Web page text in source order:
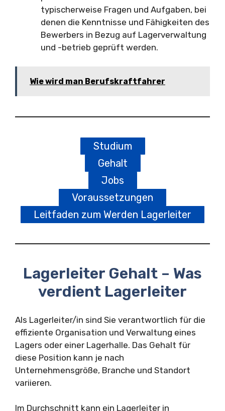
typischerweise Fragen und Aufgaben, bei
denen die Kenntnisse und Fähigkeiten des
Bewerbers in Bezug auf Lagerverwaltung
und -betrieb geprüft werden.
Wie wird man Berufskraftfahrer
Studium
Gehalt
Jobs
Voraussetzungen
Leitfaden zum Werden Lagerleiter
Lagerleiter Gehalt – Was
verdient Lagerleiter
Als Lagerleiter/in sind Sie verantwortlich für die
effiziente Organisation und Verwaltung eines
Lagers oder einer Lagerhalle. Das Gehalt für
diese Position kann je nach
Unternehmensgröße, Branche und Standort
variieren.
Im Durchschnitt kann ein Lagerleiter in